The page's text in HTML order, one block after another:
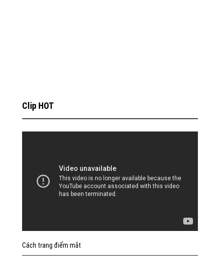
Clip HOT
Cách trang điểm mắt